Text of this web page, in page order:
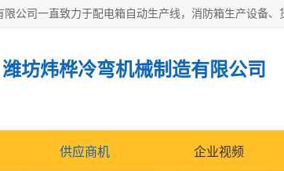
潍坊炜桦冷弯机械制造有限公司
供应商机 企业视频